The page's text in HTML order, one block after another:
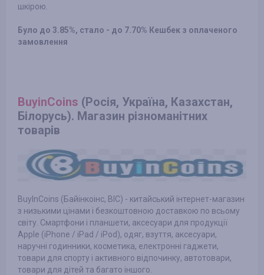
шкірою.
Було до 3.85%, стало - до 7.70% Кешбек з оплаченого
замовлення
BuyinCoins (Росія, Україна, Казахстан,
Білорусь). Магазин різноманітних
товарів
BuyInCoins (Байінкоінс, BIC) - китайський інтернет-магазин
з низькими цінами і безкоштовною доставкою по всьому
світу. Смартфони і планшети, аксесуари для продукції
Apple (iPhone / iPad / iPod), одяг, взуття, аксесуари,
наручні годинники, косметика, електронні гаджети,
товари для спорту і активного відпочинку, автотовари,
товари для дітей та багато іншого.